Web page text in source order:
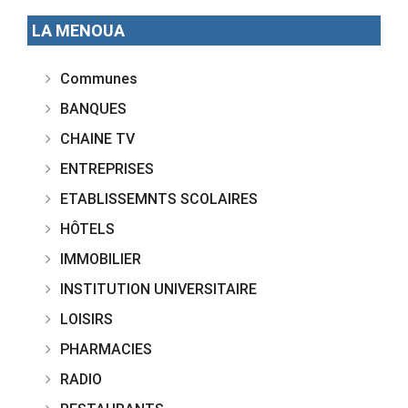
LA MENOUA
Communes
BANQUES
CHAINE TV
ENTREPRISES
ETABLISSEMNTS SCOLAIRES
HÔTELS
IMMOBILIER
INSTITUTION UNIVERSITAIRE
LOISIRS
PHARMACIES
RADIO